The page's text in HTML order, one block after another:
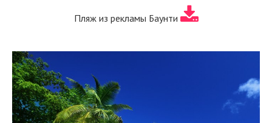
Пляж из рекламы Баунти